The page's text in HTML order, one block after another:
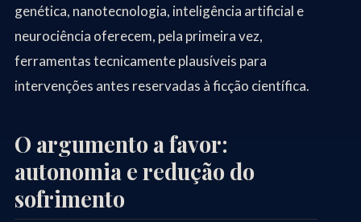
genética, nanotecnologia, inteligência artificial e
neurociência oferecem, pela primeira vez,
ferramentas tecnicamente plausíveis para
intervenções antes reservadas à ficção científica.
O argumento a favor:
autonomia e redução do
sofrimento